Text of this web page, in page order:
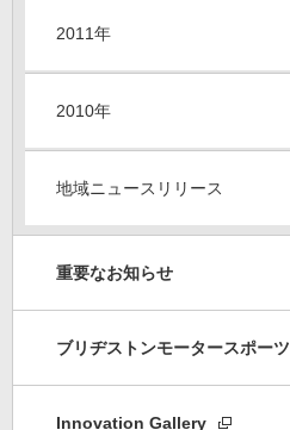
2011年
2010年
地域ニュースリリース
重要なお知らせ
ブリヂストンモータースポーツ
Innovation Gallery